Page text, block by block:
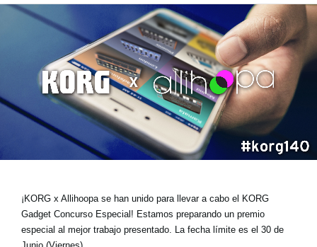
Soporte
Localizador de Tiendas
Noticias
Ubicación
Acerca de KORG
¡KORG x Allihoopa se han unido para llevar a cabo el KORG
Gadget Concurso Especial! Estamos preparando un premio
especial al mejor trabajo presentado. La fecha límite es el 30 de